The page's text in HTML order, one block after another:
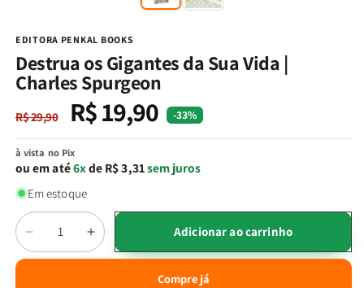
EDITORA PENKAL BOOKS
Destrua os Gigantes da Sua Vida |
Charles Spurgeon
Preço
normal
R$ 29,90
Preço
promocional
R$ 19,90 -33%
à vista no Pix
ou em até6xde R$ 3,31sem juros
Em estoque
Quantidade
Diminuir
a
Aumentar
a
quantidade
Adicionar ao carrinho
Compre já